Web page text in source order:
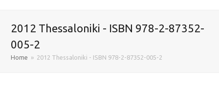
2012 Thessaloniki - ISBN 978-2-87352-
005-2
Home » 2012 Thessaloniki - ISBN 978-2-87352-005-2